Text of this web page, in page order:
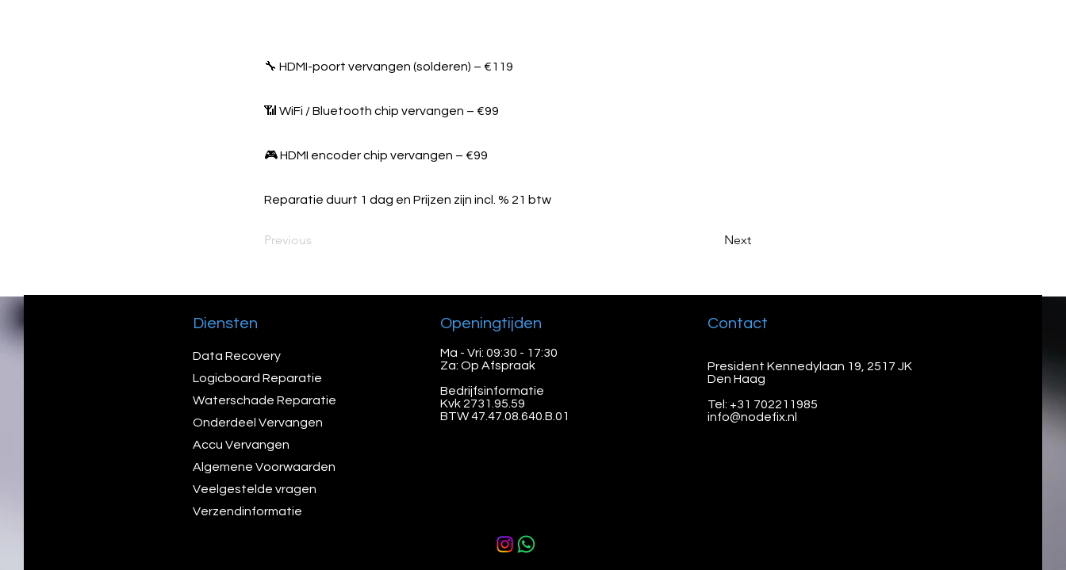
🔧 HDMI-poort vervangen (solderen) – €119
📶 WiFi / Bluetooth chip vervangen – €99
🎮 HDMI encoder chip vervangen – €99
Reparatie duurt 1 dag en Prijzen zijn incl. % 21 btw
Previous Next
Diensten
Data Recovery
Logicboard Reparatie
Waterschade Reparatie
Onderdeel Vervangen
Accu Vervangen
Algemene Voorwaarden
Veelgestelde vragen
Verzendinformatie
Openingtijden
Ma - Vri: 09:30 - 17:30
Za: Op Afspraak
Bedrijfsinformatie
Kvk 2731.95.59
BTW 47.47.08.640.B.01
Contact
President Kennedylaan 19, 2517 JK
Den Haag
Tel: +31 702211985
info@nodefix.nl